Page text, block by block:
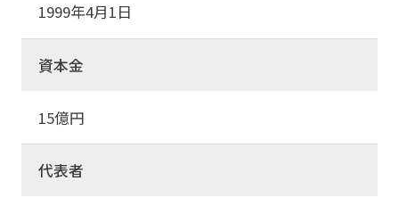
1999年4月1日
資本金
15億円
代表者